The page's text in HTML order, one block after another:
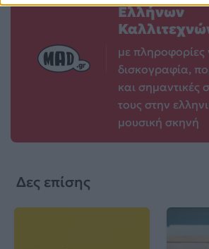
Ελλήνων
με πληροφορίες
δισκογραφία,
και σημαντικές
τους στην
μουσική σκηνή
Δες επίσης